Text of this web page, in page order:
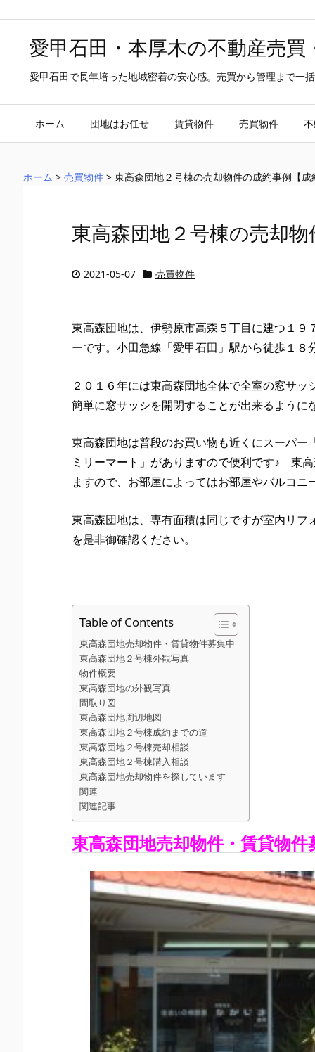
愛甲石田・本厚木の不動産売
愛甲石田で長年培った地域密着の安心感。売買から管理まで一
ホーム 団地はお任せ 賃貸物件 売買物件
ホーム > 売買物件 > 東高森団地２号棟の売却物件の成約事例【成
東高森団地２号棟の売却
2021-05-07 売買物件
東高森団地は、伊勢原市高森５丁目に建つ１
ーです。小田急線「愛甲石田」駅から徒歩１８
２０１６年には東高森団地全体で全室の窓サ
簡単に窓サッシを開閉することが出来るように
東高森団地は普段のお買い物も近くにスーパ
ミリーマート」がありますので便利です♪ 東
ますので、お部屋によってはお部屋やバルコ
東高森団地は、専有面積は同じですが室内リ
を是非御確認ください。
Table of Contents
東高森団地売却物件・賃貸物件募集中
東高森団地２号棟外観写真
物件概要
東高森団地の外観写真
間取り図
東高森団地周辺地図
東高森団地２号棟成約までの道
東高森団地２号棟売却相談
東高森団地２号棟購入相談
東高森団地売却物件を探しています
関連
関連記事
東高森団地売却物件・賃貸物件